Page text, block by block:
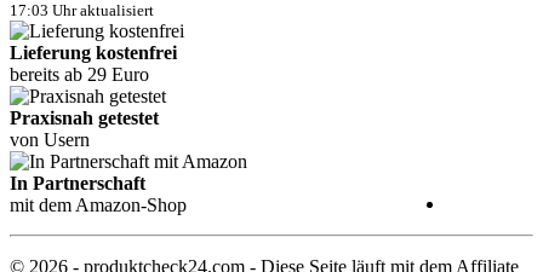
17:03 Uhr aktualisiert
Lieferung kostenfrei
bereits ab 29 Euro
Praxisnah getestet
von Usern
In Partnerschaft
mit dem Amazon-Shop
© 2026 - produktcheck24.com - Diese Seite läuft mit dem Affiliate